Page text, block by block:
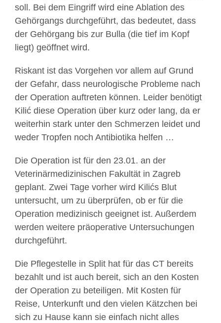
soll. Bei dem Eingriff wird eine Ablation des
Gehörgangs durchgeführt, das bedeutet, dass
der Gehörgang bis zur Bulla (die tief im Kopf
liegt) geöffnet wird.
Riskant ist das Vorgehen vor allem auf Grund
der Gefahr, dass neurologische Probleme nach
der Operation auftreten können. Leider benötigt
Kilić diese Operation über kurz oder lang, da er
weiterhin stark unter den Schmerzen leidet und
weder Tropfen noch Antibiotika helfen …
Die Operation ist für den 23.01. an der
Veterinärmedizinischen Fakultät in Zagreb
geplant. Zwei Tage vorher wird Kilićs Blut
untersucht, um zu überprüfen, ob er für die
Operation medizinisch geeignet ist. Außerdem
werden weitere präoperative Untersuchungen
durchgeführt.
Die Pflegestelle in Split hat für das CT bereits
bezahlt und ist auch bereit, sich an den Kosten
der Operation zu beteiligen. Mit Kosten für
Reise, Unterkunft und den vielen Kätzchen bei
sich zu Hause kann sie einfach nicht alles